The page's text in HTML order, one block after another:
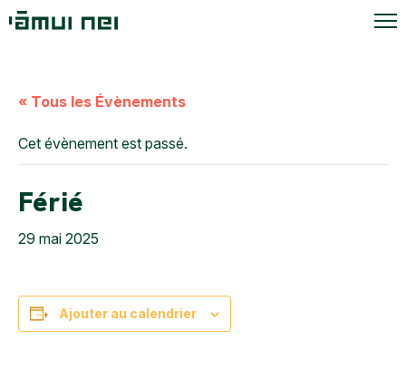
« Tous les Évènements
Cet évènement est passé.
Férié
29 mai 2025
Ajouter au calendrier